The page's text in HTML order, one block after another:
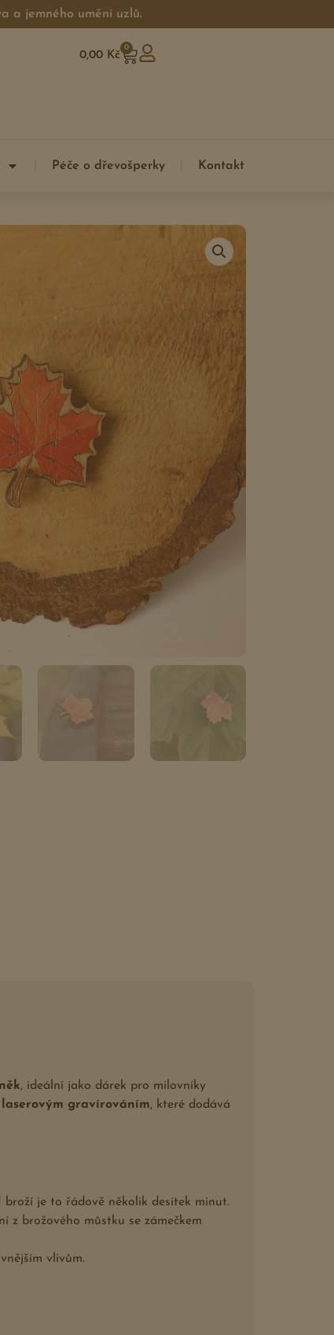
a jemného umění uzlů.
0,00 Kč
0
Péče o dřevošperky Kontakt
, ideální jako dárek pro milovníky
laserovým gravírováním, které dodává
je to řádově několik desítek minut.
z brožového můstku se zámečkem
vlivům.